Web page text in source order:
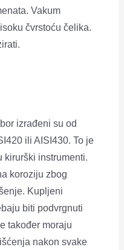
Vakum
čvrstoću čelika.
izrađeni su od
ili AISI430. To je
kirurški instrumenti.
koroziju zbog
Kupljeni
biti podvrgnuti
također moraju
nakon svake